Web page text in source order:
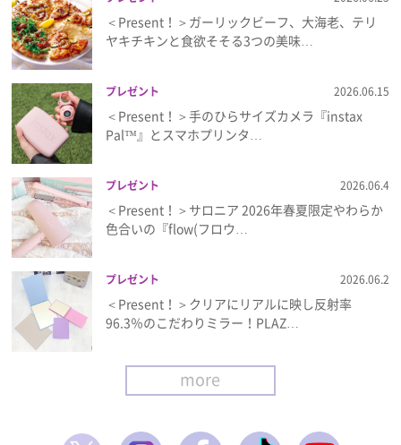
＜Present！＞ガーリックビーフ、大海老、テリ
ヤキチキンと食欲そそる3つの美味…
プレゼント 2026.06.15
＜Present！＞手のひらサイズカメラ『instax
Pal™』とスマホプリンタ…
プレゼント 2026.06.4
＜Present！＞サロニア 2026年春夏限定やわらか
色合いの『flow(フロウ…
プレゼント 2026.06.2
＜Present！＞クリアにリアルに映し反射率
96.3％のこだわりミラー！PLAZ…
more